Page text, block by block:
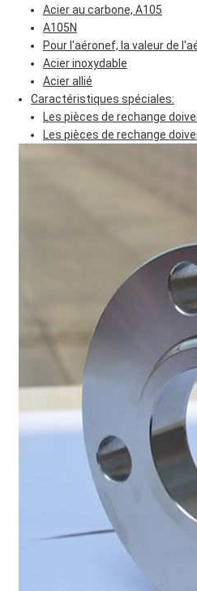
Acier au carbone, A105
A105N
Pour l'aéronef, la valeur de
Acier inoxydable
Acier allié
Caractéristiques spéciales:
Les pièces de rechange
Les pièces de rechange